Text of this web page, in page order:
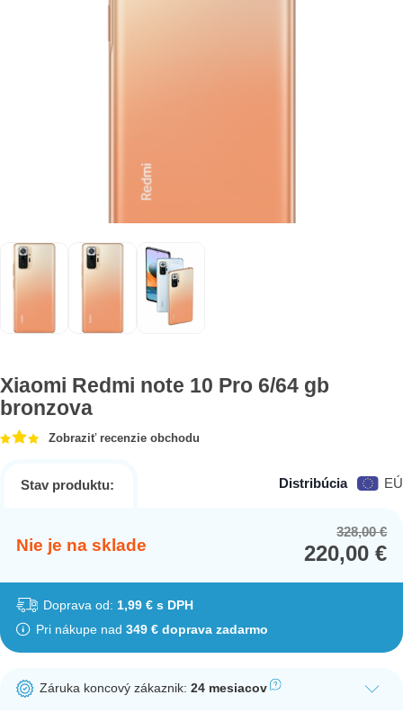
Xiaomi Redmi note 10 Pro 6/64 gb
bronzova
Zobraziť recenzie obchodu
Stav produktu: Distribúcia EÚ
Nie je na sklade
328,00€
220,00€
Doprava od: 1,99 € s DPH
Pri nákupe nad 349 € doprava zadarmo
Záruka koncový zákaznik:24 mesiacov